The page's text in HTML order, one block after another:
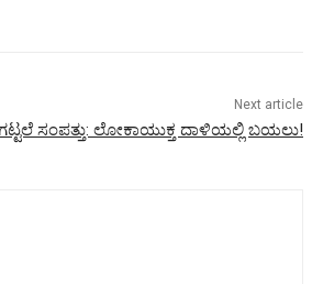
Next article
ಸಂಪತ್ತು: ಲೋಕಾಯುಕ್ತ ದಾಳಿಯಲ್ಲಿ ಬಯಲು!